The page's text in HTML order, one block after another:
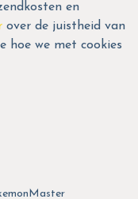
en
over de juistheid van
hoe we met cookies